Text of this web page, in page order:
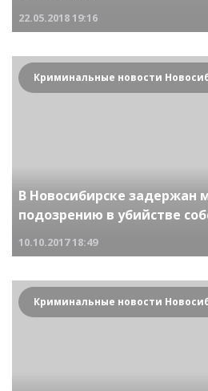
22.05.201819:16
В Новосибирске задержан
подозрению в убийстве
10.10.201718:49